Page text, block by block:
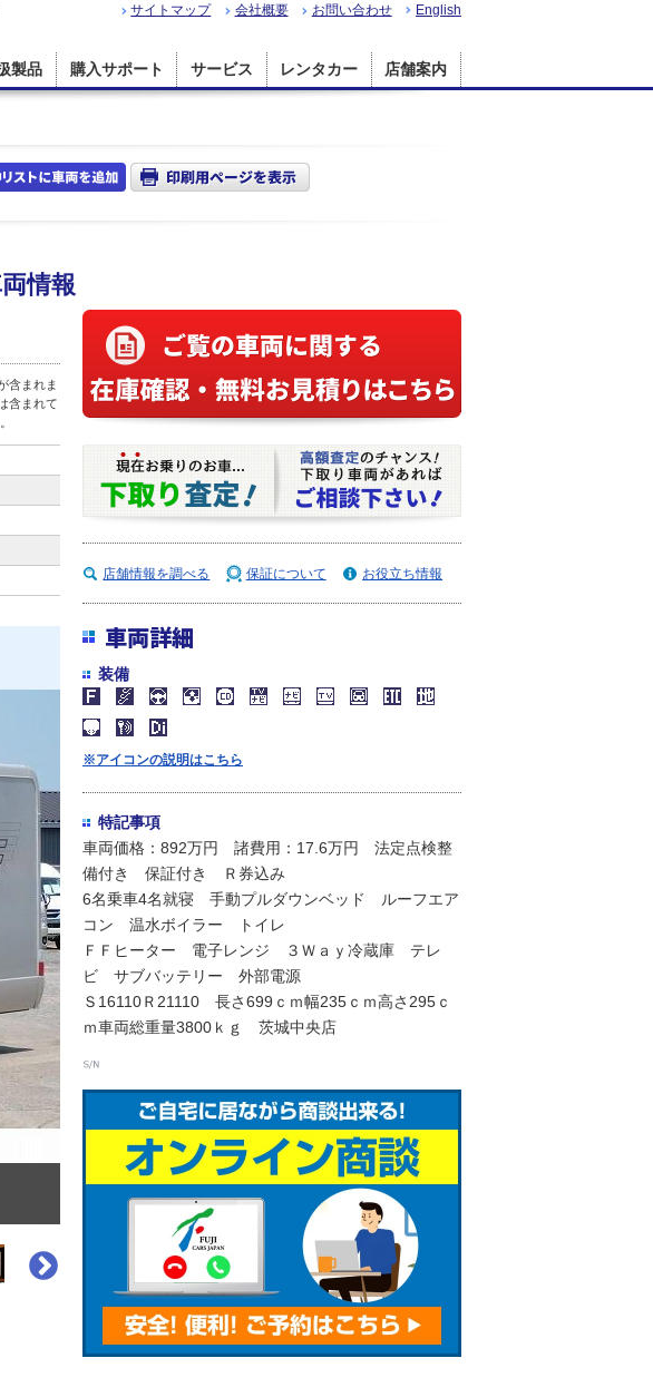
サイトマップ 会社概要 お問い合わせ English
製品 購入サポート サービス レンタカー 店舗案内
情報
含まれま
含まれて
店舗情報を調べる 保証について お役立ち情報
車両詳細
装備
※アイコンの説明はこちら
特記事項
車両価格：892万円 諸費用：17.6万円 法定点検整
備付き 保証付き Ｒ券込み
6名乗車4名就寝 手動プルダウンベッド ルーフエア
コン 温水ボイラー トイレ
ＦＦヒーター 電子レンジ ３Ｗａｙ冷蔵庫 テレ
ビ サブバッテリー 外部電源
Ｓ16110Ｒ21110 長さ699ｃｍ幅235ｃｍ高さ295ｃ
ｍ車両総重量3800ｋｇ 茨城中央店